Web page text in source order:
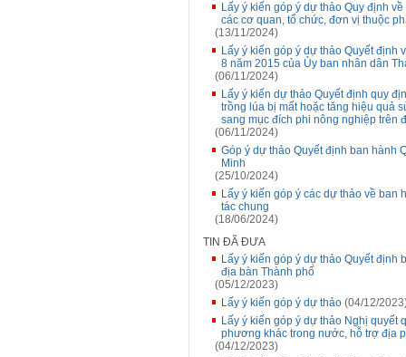
Lấy ý kiến góp ý dự thảo Quy định
các cơ quan, tổ chức, đơn vị thuộc
(13/11/2024)
Lấy ý kiến góp ý dự thảo Quyết định
8 năm 2015 của Ủy ban nhân dân
(06/11/2024)
Lấy ý kiến dự thảo Quyết định quy
trồng lúa bị mất hoặc tăng hiệu quả
sang mục đích phi nông nghiệp trên
(06/11/2024)
Góp ý dự thảo Quyết định ban hành
Minh
(25/10/2024)
Lấy ý kiến góp ý các dự thảo về ban
tác chung
(18/06/2024)
TIN ĐÃ ĐƯA
Lấy ý kiến góp ý dự thảo Quyết định
địa bàn Thành phố
(05/12/2023)
Lấy ý kiến góp ý dự thảo (04/12/
Lấy ý kiến góp ý dự thảo Nghị quyết
phương khác trong nước, hỗ trợ địa
(04/12/2023)